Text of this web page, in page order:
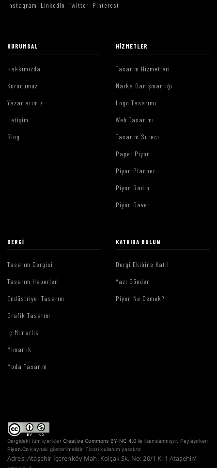
Instagram LinkedIn Twitter Pinterest
KURUMSAL
Hakkımızda
Kurucumuz
Yazarlarımız
İletişim
Blog
HIZMETLER
Tasarım Hizmetleri
Marka Danışmanlığı
Logo Tasarımı
Web Tasarımı
Tasarım Süreci
Paper Piyon
Piyon Planner
Piyon Radio
Piyon Davet
DERGI
Tasarım Dergisi
Tasarım Haberleri
Endüstriyel Tasarım
Grafik Tasarım
İç Mimarlık
Mimarlık
Moda Tasarım
KATKIDA BULUN
Dergi Ekibine Katıl
Yazı Gönder
Piyon Ne Demek?
Dergideki tüm içerikler Creative Commons BY-NC 4.0 ile lisanslanmıştır. Paylaşırken
Piyon.Co kaynak gösterilmelidir. Ticari kullanım yasaktır.
Adres: Ataşehir İçerenköy Mah. Kolçak Sk. No: 20/1 K: 1 Ataşehir/